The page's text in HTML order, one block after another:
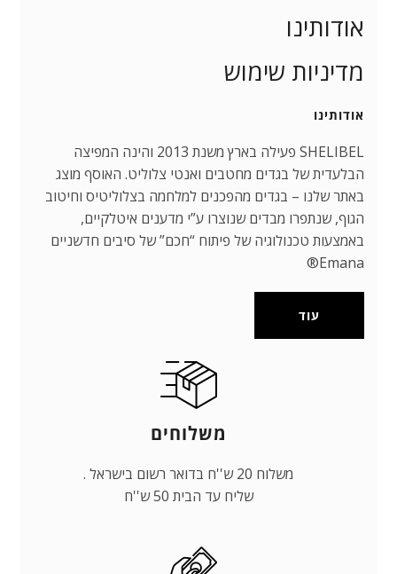
אודותינו
מדיניות שימוש
אודותינו
SHELIBEL פעילה בארץ משנת 2013 והינה המפיצה
הבלעדית של בגדים מחטבים ואנטי צלוליט. האוסף מוצג
באתר שלנו – בגדים מהפכנים למלחמה בצלוליטיס וחיטוב
הגוף, שנתפרו מבדים שנוצרו ע”י מדענים איטלקיים,
באמצעות טכנולוגיה של פיתוח “חכם” של סיבים חדשניים
Emana®
עוד
משלוחים
משלוח 20 ש''ח בדואר רשום בישראל .
שליח עד הבית 50 ש''ח